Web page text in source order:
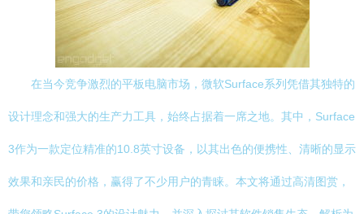
在当今竞争激烈的平板电脑市场，微软Surface系列凭借其独特的
设计理念和强大的生产力工具，始终占据着一席之地。其中，Surface
3作为一款定位精准的10.8英寸设备，以其出色的便携性、清晰的显示
效果和亲民的价格，赢得了不少用户的青睐。本文将通过高清图赏，